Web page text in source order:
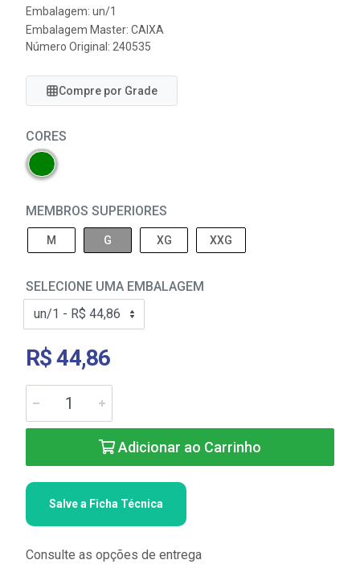
Embalagem: un/1
Embalagem Master: CAIXA
Número Original: 240535
Compre por Grade
CORES
MEMBROS SUPERIORES
M G XG XXG
SELECIONE UMA EMBALAGEM
R$ 44,86
Adicionar ao Carrinho
Salve a Ficha Técnica
Consulte as opções de entrega